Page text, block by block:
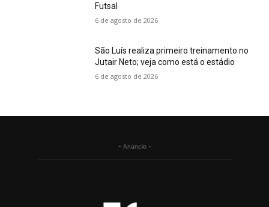
Futsal
6 de agosto de 2026
São Luís realiza primeiro treinamento no
Jutair Neto; veja como está o estádio
6 de agosto de 2026
- Anúncio -